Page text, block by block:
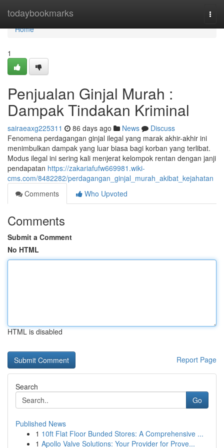
todaybookmarks
Home
Home
1
Penjualan Ginjal Murah :
Dampak Tindakan Kriminal
sairaeaxg225311 86 days ago News
Discuss
Fenomena perdagangan ginjal ilegal yang marak akhir-akhir ini
menimbulkan dampak yang luar biasa bagi korban yang terlibat.
Modus ilegal ini sering kali menjerat kelompok rentan dengan janji
pendapatan https://zakariafufw669981.wiki-
cms.com/8482282/perdagangan_ginjal_murah_akibat_kejahatan
Comments
Who Upvoted
Comments
Submit a Comment
No HTML
HTML is disabled
Report Page
Search
Go
Published News
1 10ft Flat Floor Bunded Stores: A Comprehensive ...
1 Apollo Valve Solutions: Your Provider for Prove...